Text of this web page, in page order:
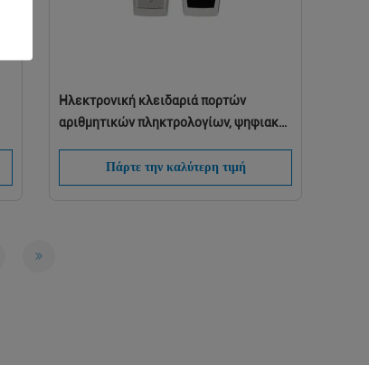
Ηλεκτρονική κλειδαριά πορτών
αριθμητικών πληκτρολογίων, ψηφιακή
την κάρταΠάρτε την καλύτερη τιμή